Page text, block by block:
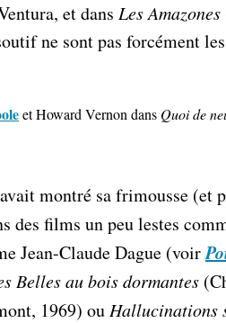
et dans Les Amazones
ne sont pas forcément
et Howard Vernon dans Quoi de
montré sa frimousse (et
des films un peu lestes
Jean-Claude Dague (voir
Belles au bois dormantes
1969) ou Hallucinations